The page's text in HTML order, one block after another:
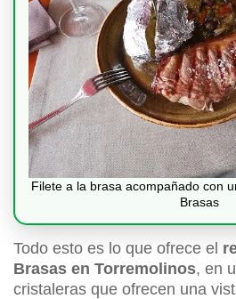
Filete a la brasa acompañado con
Brasas
Todo esto es lo que ofrece el
Brasas en Torremolinos, en
cristaleras que ofrecen una